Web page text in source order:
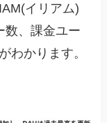
イリアム)
数、課金ユー
わかります。